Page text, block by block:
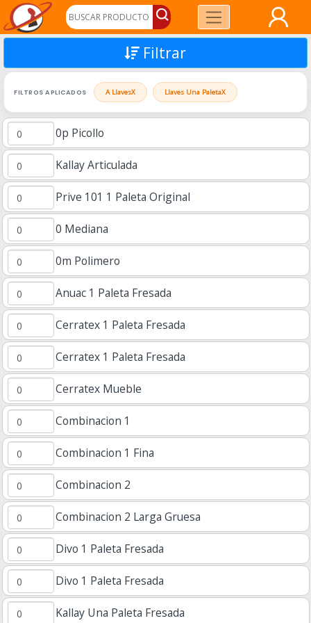
Filtrar
FILTROS APLICADOS A LlavesX Llaves Una PaletaX
0p Picollo
Kallay Articulada
Prive 101 1 Paleta Original
0 Mediana
0m Polimero
Anuac 1 Paleta Fresada
Cerratex 1 Paleta Fresada
Cerratex 1 Paleta Fresada
Cerratex Mueble
Combinacion 1
Combinacion 1 Fina
Combinacion 2
Combinacion 2 Larga Gruesa
Divo 1 Paleta Fresada
Divo 1 Paleta Fresada
Kallay Una Paleta Fresada